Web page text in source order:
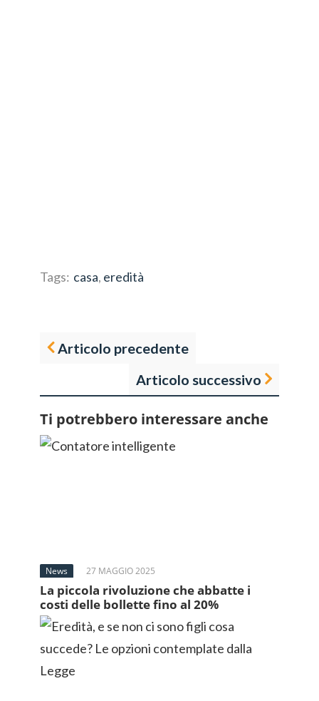
Tags: casa, eredità
Articolo precedente
Articolo successivo
Ti potrebbero interessare anche
News 27 MAGGIO 2025
La piccola rivoluzione che abbatte i
costi delle bollette fino al 20%